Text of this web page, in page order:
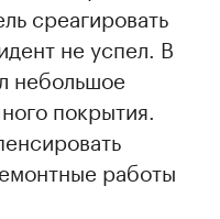
среагировать
не успел. В
небольшое
покрытия.
работы